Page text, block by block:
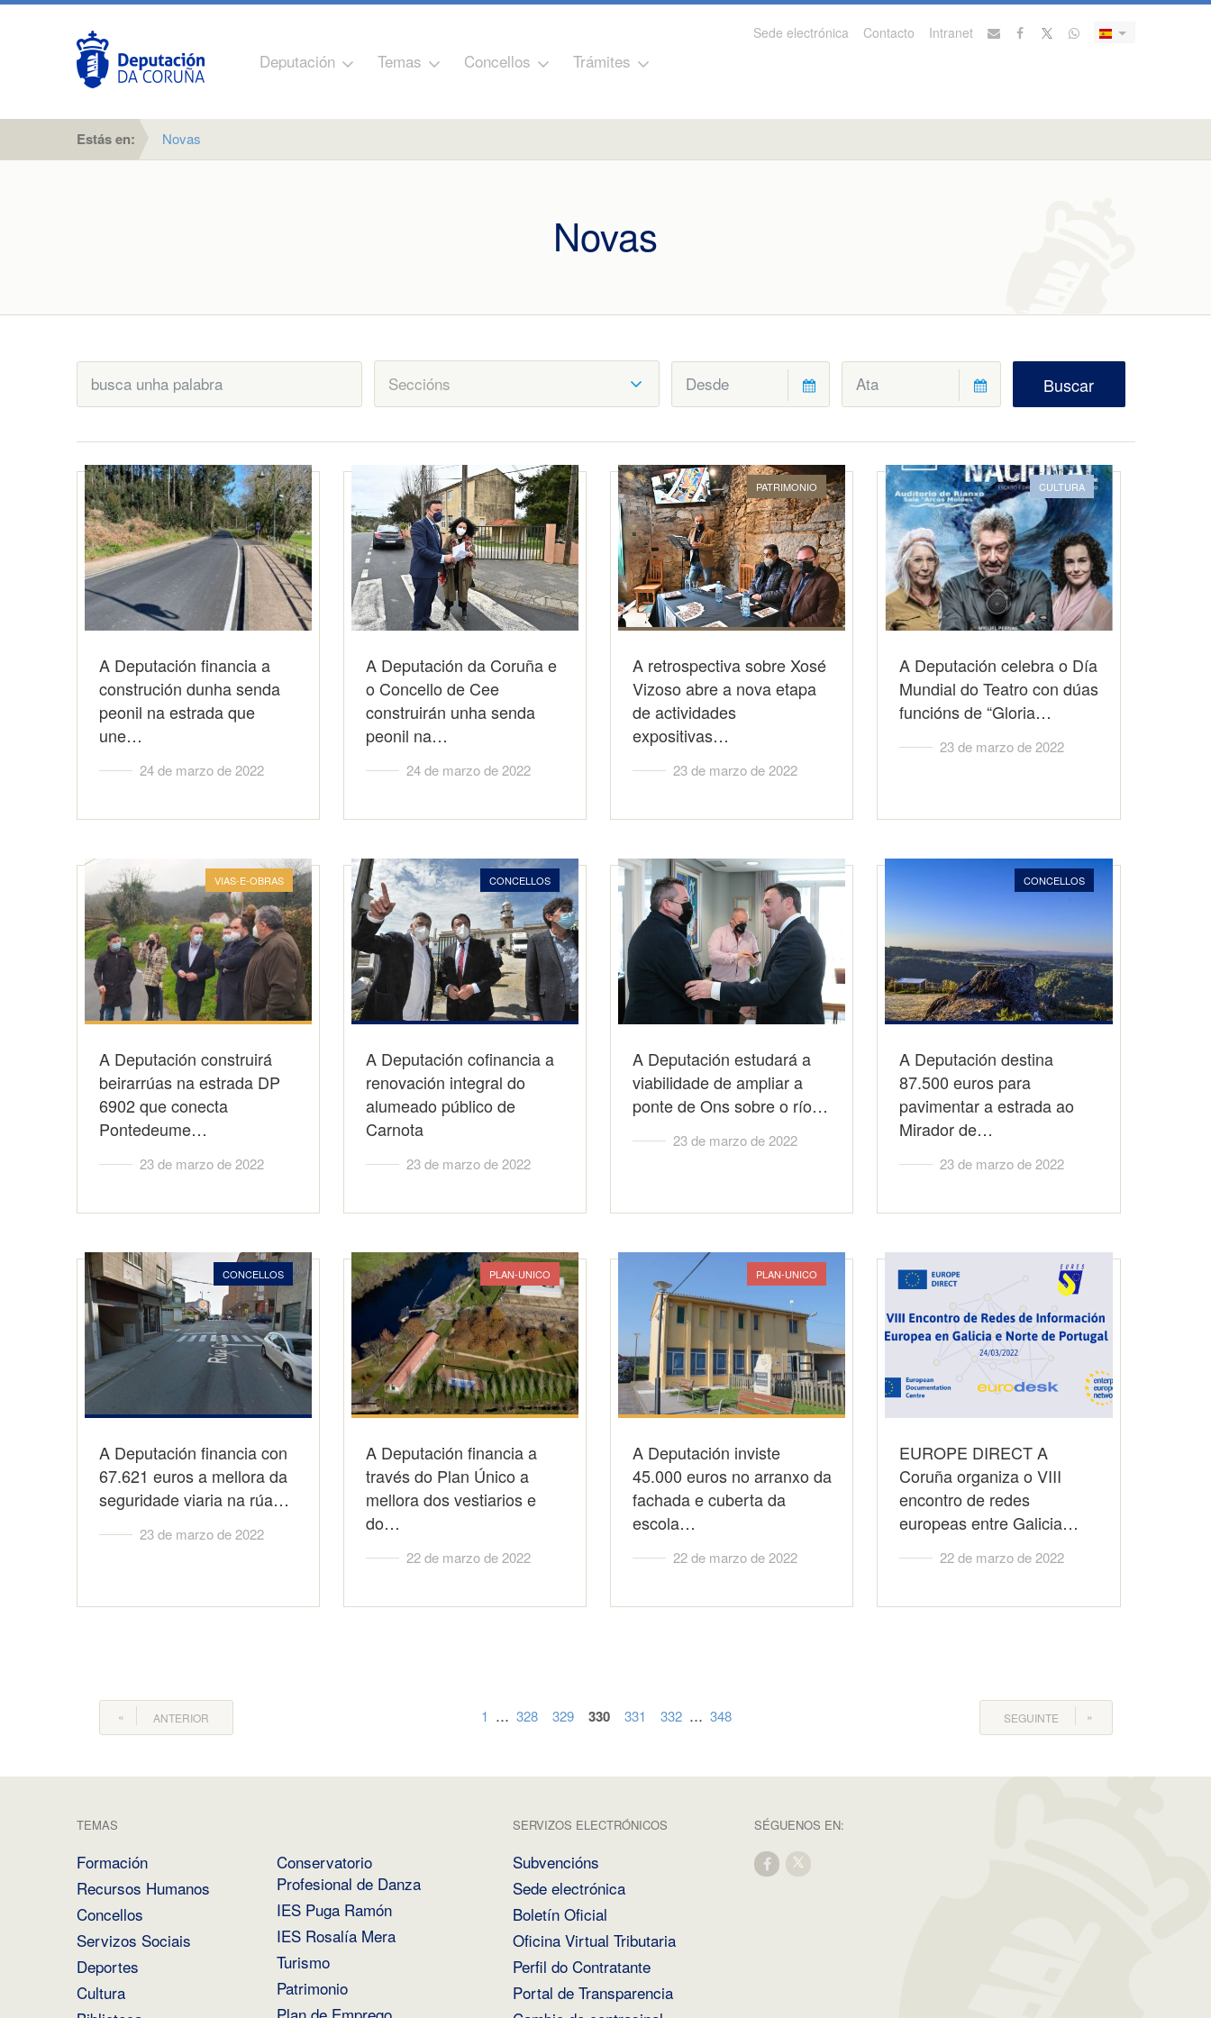
Sede electrónica Contacto Intranet
Deputación Temas Concellos Trámites
Estás en: Novas
Novas
Buscar
A Deputación financia a
construción dunha senda
peonil na estrada que
une…
24 de marzo de 2022
A Deputación da Coruña e
o Concello de Cee
construirán unha senda
peonil na…
24 de marzo de 2022
PATRIMONIO
A retrospectiva sobre Xosé
Vizoso abre a nova etapa
de actividades
expositivas…
23 de marzo de 2022
CULTURA
A Deputación celebra o Día
Mundial do Teatro con dúas
funcións de “Gloria…
23 de marzo de 2022
VIAS-E-OBRAS
A Deputación construirá
beirarrúas na estrada DP
6902 que conecta
Pontedeume…
23 de marzo de 2022
CONCELLOS
A Deputación cofinancia a
renovación integral do
alumeado público de
Carnota
23 de marzo de 2022
A Deputación estudará a
viabilidade de ampliar a
ponte de Ons sobre o río…
23 de marzo de 2022
CONCELLOS
A Deputación destina
87.500 euros para
pavimentar a estrada ao
Mirador de…
23 de marzo de 2022
CONCELLOS
A Deputación financia con
67.621 euros a mellora da
seguridade viaria na rúa…
23 de marzo de 2022
PLAN-UNICO
A Deputación financia a
través do Plan Único a
mellora dos vestiarios e
do…
22 de marzo de 2022
PLAN-UNICO
A Deputación inviste
45.000 euros no arranxo da
fachada e cuberta da
escola…
22 de marzo de 2022
EUROPE DIRECT A
Coruña organiza o VIII
encontro de redes
europeas entre Galicia…
22 de marzo de 2022
ANTERIOR 1 ... 328 329 330 331 332 ... 348 SEGUINTE
TEMAS
Formación
Recursos Humanos
Concellos
Servizos Sociais
Deportes
Cultura
Conservatorio
Profesional de Danza
IES Puga Ramón
IES Rosalía Mera
Turismo
Patrimonio
SERVIZOS ELECTRÓNICOS
Subvencións
Sede electrónica
Boletín Oficial
Oficina Virtual Tributaria
Perfil do Contratante
Portal de Transparencia
SÉGUENOS EN: